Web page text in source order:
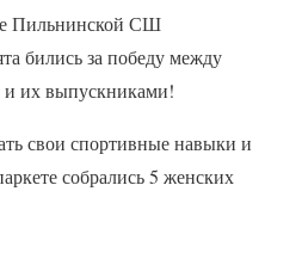
Пильнинской СШ
бились за победу между
их выпускниками!
свои спортивные навыки и
собрались 5 женских